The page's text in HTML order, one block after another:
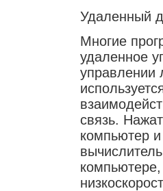
Удаленный
Многие
удаленное
управлении
связь.
компьютер